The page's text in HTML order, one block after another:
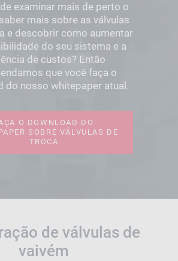
examinar mais de perto o
mais sobre as válvulas
e descobrir como aumentar
do seu sistema e a
de custos? Então
que você faça o
do nosso whitepaper atual.
O DOWNLOAD DO
SOBRE VÁLVULAS DE
TROCA
de válvulas de
vaivém